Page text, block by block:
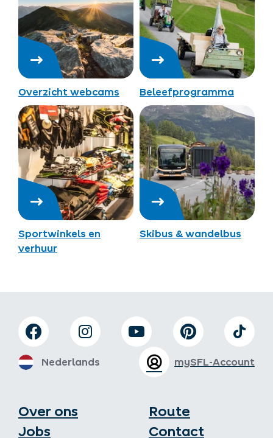
Overzicht webcams Beleefprogramma
Sportwinkels en
verhuur
Skibus & wandelbus
Over ons
Jobs
Route
Contact
mySFL-Account
Nederlands